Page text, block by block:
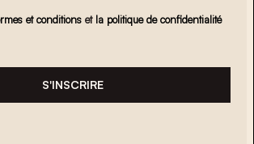
et conditions et la politique de confidentialité
S'INSCRIRE